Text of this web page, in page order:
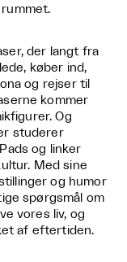
der langt fra
køber ind,
og rejser til
kommer
Og
studerer
og linker
Med sine
og humor
spørgsmål om
vores liv, og
af eftertiden.